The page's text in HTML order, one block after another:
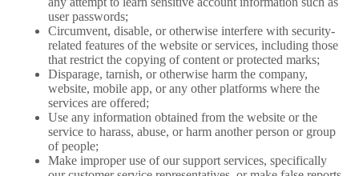
user passwords;
Circumvent, disable, or otherwise interfere with security-
related features of the website or services, including those
that restrict the copying of content or protected marks;
Disparage, tarnish, or otherwise harm the company,
website, mobile app, or any other platforms where the
services are offered;
Use any information obtained from the website or the
service to harass, abuse, or harm another person or group
of people;
Make improper use of our support services, specifically